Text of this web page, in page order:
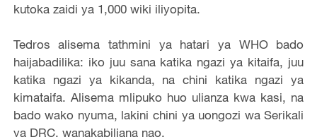
kutoka zaidi ya 1,000 wiki iliyopita.
Tedros alisema tathmini ya hatari ya WHO bado
haijabadilika: iko juu sana katika ngazi ya kitaifa, juu
katika ngazi ya kikanda, na chini katika ngazi ya
kimataifa. Alisema mlipuko huo ulianza kwa kasi, na
bado wako nyuma, lakini chini ya uongozi wa Serikali
ya DRC, wanakabiliana nao.